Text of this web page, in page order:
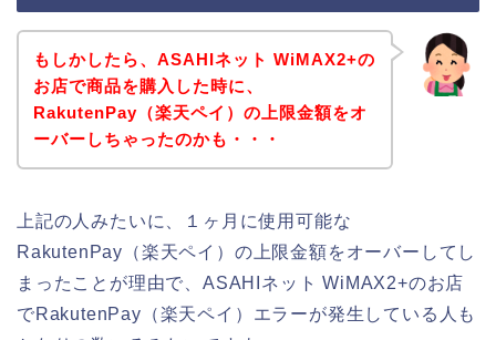
もしかしたら、ASAHIネット WiMAX2+の
お店で商品を購入した時に、
RakutenPay（楽天ペイ）の上限金額をオ
ーバーしちゃったのかも・・・
上記の人みたいに、１ヶ月に使用可能な
RakutenPay（楽天ペイ）の上限金額をオーバーしてし
まったことが理由で、ASAHIネット WiMAX2+のお店
でRakutenPay（楽天ペイ）エラーが発生している人も